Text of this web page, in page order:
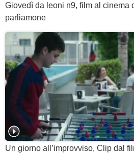
Giovedì da leoni n9, film al cinema
parliamone
Un giorno all’improvviso, Clip dal